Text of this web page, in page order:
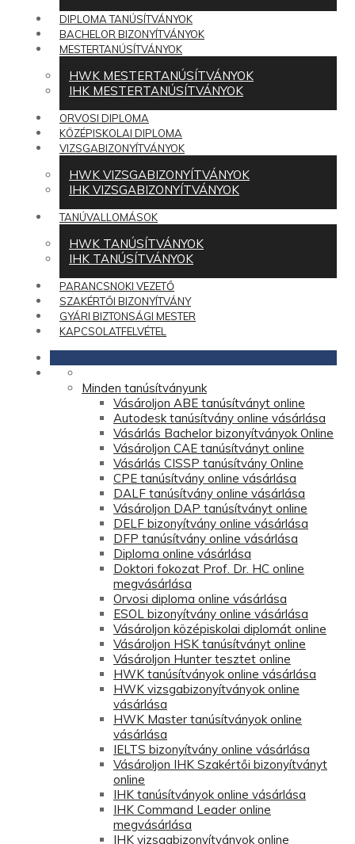
DIPLOMA TANÚSÍTVÁNYOK
BACHELOR BIZONYÍTVÁNYOK
MESTERTANÚSÍTVÁNYOK
HWK MESTERTANÚSÍTVÁNYOK
IHK MESTERTANÚSÍTVÁNYOK
ORVOSI DIPLOMA
KÖZÉPISKOLAI DIPLOMA
VIZSGABIZONYÍTVÁNYOK
HWK VIZSGABIZONYÍTVÁNYOK
IHK VIZSGABIZONYÍTVÁNYOK
TANÚVALLOMÁSOK
HWK TANÚSÍTVÁNYOK
IHK TANÚSÍTVÁNYOK
PARANCSNOKI VEZETŐ
SZAKÉRTŐI BIZONYÍTVÁNY
GYÁRI BIZTONSÁGI MESTER
KAPCSOLATFELVÉTEL
Minden tanúsítványunk
Vásároljon ABE tanúsítványt online
Autodesk tanúsítvány online vásárlása
Vásárlás Bachelor bizonyítványok Online
Vásároljon CAE tanúsítványt online
Vásárlás CISSP tanúsítvány Online
CPE tanúsítvány online vásárlása
DALF tanúsítvány online vásárlása
Vásároljon DAP tanúsítványt online
DELF bizonyítvány online vásárlása
DFP tanúsítvány online vásárlása
Diploma online vásárlása
Doktori fokozat Prof. Dr. HC online
megvásárlása
Orvosi diploma online vásárlása
ESOL bizonyítvány online vásárlása
Vásároljon középiskolai diplomát online
Vásároljon HSK tanúsítványt online
Vásároljon Hunter tesztet online
HWK tanúsítványok online vásárlása
HWK vizsgabizonyítványok online
vásárlása
HWK Master tanúsítványok online
vásárlása
IELTS bizonyítvány online vásárlása
Vásároljon IHK Szakértői bizonyítványt
online
IHK tanúsítványok online vásárlása
IHK Command Leader online
megvásárlása
IHK vizsgabizonyítványok online